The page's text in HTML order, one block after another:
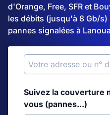
d'Orange, Free, SFR et
les débits (jusqu'à 8 Gb/
pannes signalées à
Suivez la couverture
vous (pannes...)